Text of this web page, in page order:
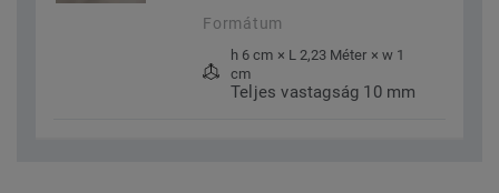
Formátum
h 6 cm × L 2,23 Méter × w 1
cm
Teljes vastagság 10 mm